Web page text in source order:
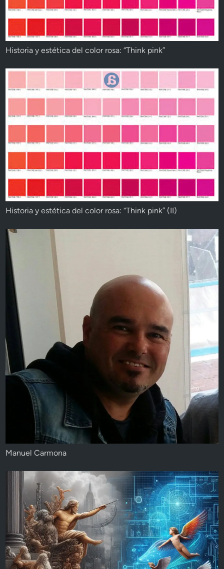
Historia y estética del color rosa: “Think pink”
Historia y estética del color rosa: “Think pink” (II)
Manuel Carmona